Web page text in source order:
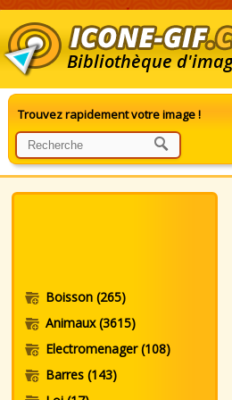
Bibliothèque
Trouvez rapidement votre image !
Boisson (265)
Animaux(3615)
Electromenager(108)
Barres (143)